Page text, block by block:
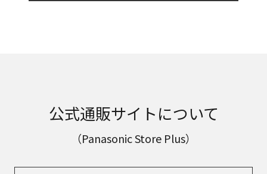
公式通販サイトについて
（Panasonic Store Plus）